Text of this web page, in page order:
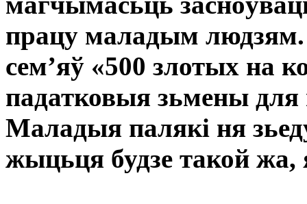
працу маладым
сем’яў «500 злотых на
падатковыя зьмены
Маладыя палякі ня
жыцьця будзе такой жа,